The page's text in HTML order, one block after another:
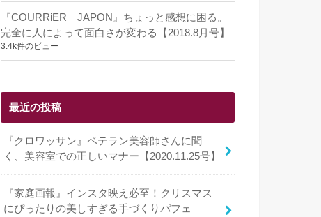
『COURRiER JAPON』ちょっと感想に困る。
完全に人によって面白さが変わる【2018.8月号】
3.4k件のビュー
最近の投稿
『クロワッサン』ベテラン美容師さんに聞
く、美容室での正しいマナー【2020.11.25号】
『家庭画報』インスタ映え必至！クリスマス
にぴったりの美しすぎる手づくりパフェ